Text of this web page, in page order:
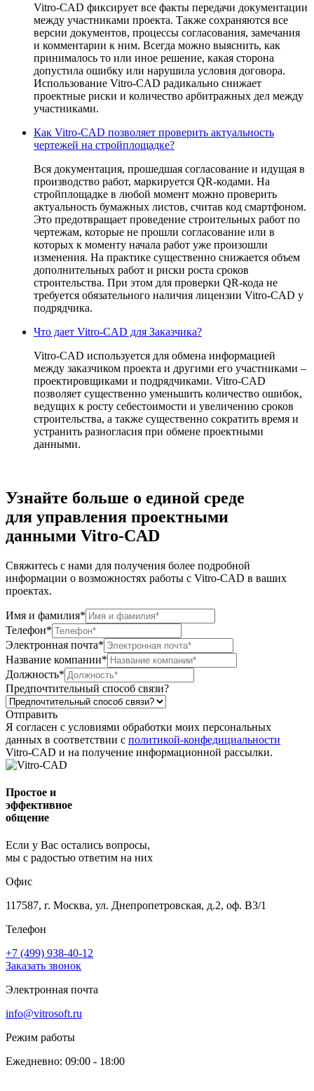
Vitro-CAD фиксирует все факты передачи документации
между участниками проекта. Также сохраняются все
версии документов, процессы согласования, замечания
и комментарии к ним. Всегда можно выяснить, как
принималось то или иное решение, какая сторона
допустила ошибку или нарушила условия договора.
Использование Vitro-CAD радикально снижает
проектные риски и количество арбитражных дел между
участниками.
Как Vitro-CAD позволяет проверить актуальность
чертежей на стройплощадке?
Вся документация, прошедшая согласование и идущая в
производство работ, маркируется QR-кодами. На
стройплощадке в любой момент можно проверить
актуальность бумажных листов, считав код смартфоном.
Это предотвращает проведение строительных работ по
чертежам, которые не прошли согласование или в
которых к моменту начала работ уже произошли
изменения. На практике существенно снижается объем
дополнительных работ и риски роста сроков
строительства. При этом для проверки QR-кода не
требуется обязательного наличия лицензии Vitro-CAD у
подрядчика.
Что дает Vitro-CAD для Заказчика?
Vitro-CAD используется для обмена информацией
между заказчиком проекта и другими его участниками –
проектировщиками и подрядчиками. Vitro-CAD
позволяет существенно уменьшить количество ошибок,
ведущих к росту себестоимости и увеличению сроков
строительства, а также существенно сократить время и
устранить разногласия при обмене проектными
данными.
Узнайте больше о единой среде
для управления проектными
данными Vitro-CAD
Свяжитесь с нами для получения более подробной
информации о возможностях работы с Vitro-CAD в ваших
проектах.
Имя и фамилия*
Телефон*
Электронная почта*
Название компании*
Должность*
Предпочтительный способ связи?
Отправить
Я согласен c условиями обработки моих персональных
данных в соответствии с политикой-конфедициальности
Vitro-CAD и на получение информационной рассылки.
Простое и
эффективное
общение
Если у Вас остались вопросы,
мы с радостью ответим на них
Офис
117587, г. Москва, ул. Днепропетровская, д.2, оф. В3/1
Телефон
+7 (499) 938-40-12
Заказать звонок
Электронная почта
info@vitrosoft.ru
Режим работы
Ежедневно: 09:00 - 18:00